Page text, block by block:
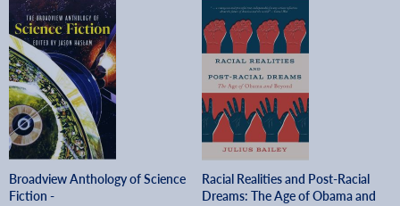
Broadview Anthology of Science
Fiction -
Racial Realities and Post-Racial
Dreams: The Age of Obama and